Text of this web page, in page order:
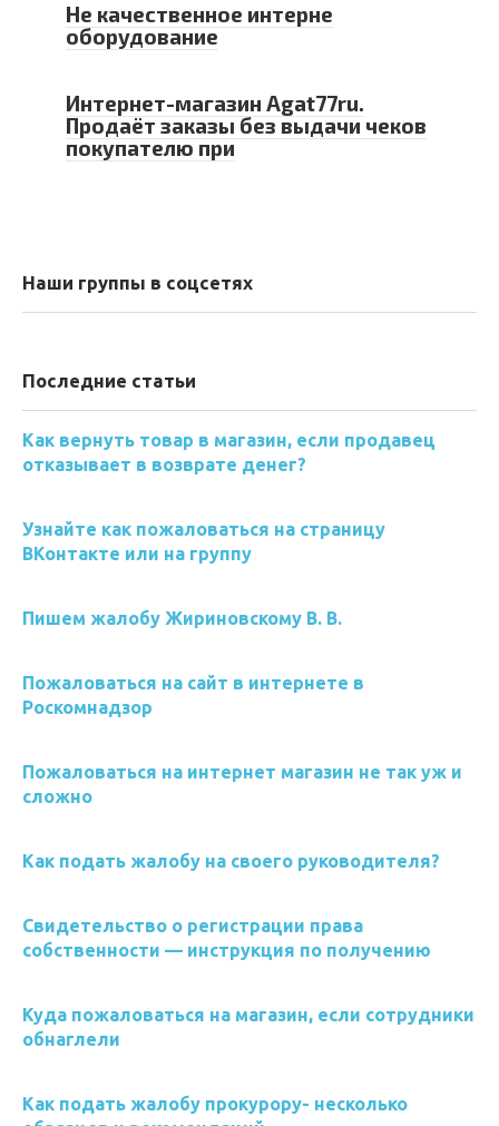
Не качественное интерне
оборудование
Интернет-магазин Agat77ru.
Продаёт заказы без выдачи чеков
покупателю при
Наши группы в соцсетях
Последние статьи
Как вернуть товар в магазин, если продавец
отказывает в возврате денег?
Узнайте как пожаловаться на страницу
ВКонтакте или на группу
Пишем жалобу Жириновскому В. В.
Пожаловаться на сайт в интернете в
Роскомнадзор
Пожаловаться на интернет магазин не так уж и
сложно
Как подать жалобу на своего руководителя?
Свидетельство о регистрации права
собственности — инструкция по получению
Куда пожаловаться на магазин, если сотрудники
обнаглели
Как подать жалобу прокурору- несколько